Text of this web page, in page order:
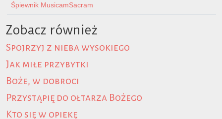
Śpiewnik MusicamSacram
Zobacz również
Spojrzyj z nieba wysokiego
Jak miłe przybytki
Boże, w dobroci
Przystąpię do ołtarza Bożego
Kto się w opiekę